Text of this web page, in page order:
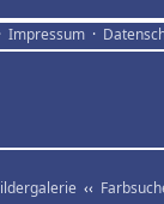
· Impressum ·
‹‹